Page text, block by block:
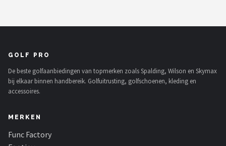
GOLF PRO
De beste golfaanbiedingen van topmerken zoals Spalding, Wilson en Skymax
bij elkaar binnen handbereik. Golfuitrusting, golfschoenen, kleding en
accessoires.
MERKEN
Func Factory